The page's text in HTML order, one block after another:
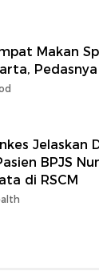
Makan
Jelaskan
BPJS
di RSCM